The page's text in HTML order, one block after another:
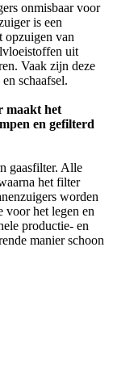
onmisbaar voor
is een
opzuigen van
uit
Vaak zijn deze
schaafsel.
maakt het
en gefilterd
gaasfilter. Alle
het filter
worden
voor het legen en
productie- en
manier schoon